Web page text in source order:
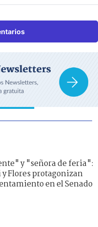
y "señora de feria":
Flores protagonizan
en el Senado